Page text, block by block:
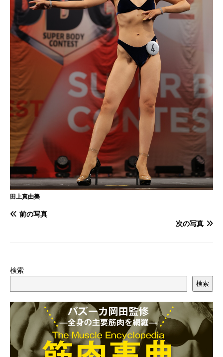
田上真由美
前の写真
次の写真
検索
検索